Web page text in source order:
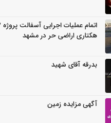
هکتاری اراضی حر در مشهد
بدرقه آقای شهید
آگهی مزایده زمین